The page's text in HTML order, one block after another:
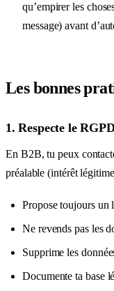
qu’empirer les
message) avant
Les bonnes
1. Respecte le RGPD
En B2B, tu peux
préalable (intérêt
Propose toujours un
Ne revends pas les
Supprime les
Documente ta base